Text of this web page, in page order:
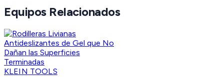
Equipos Relacionados
KLEIN TOOLS